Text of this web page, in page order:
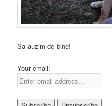
Sa auzim de bine!
Your email: